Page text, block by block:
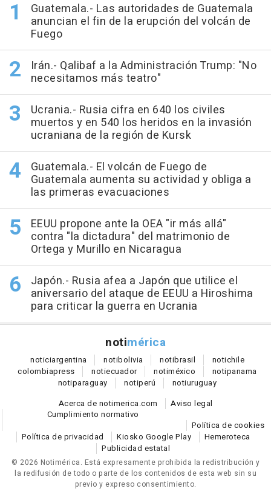
Guatemala.- Las autoridades de Guatemala
anuncian el fin de la erupción del volcán de
Fuego
Irán.- Qalibaf a la Administración Trump: "No
necesitamos más teatro"
Ucrania.- Rusia cifra en 640 los civiles
muertos y en 540 los heridos en la invasión
ucraniana de la región de Kursk
Guatemala.- El volcán de Fuego de
Guatemala aumenta su actividad y obliga a
las primeras evacuaciones
EEUU propone ante la OEA "ir más allá"
contra "la dictadura" del matrimonio de
Ortega y Murillo en Nicaragua
Japón.- Rusia afea a Japón que utilice el
aniversario del ataque de EEUU a Hiroshima
para criticar la guerra en Ucrania
notimérica
noticiargentina notibolivia notibrasil notichile
colombiapress notiecuador notiméxico notipanama
notiparaguay notiperú notiuruguay
Acerca de notimerica.com
Aviso legal
Cumplimiento normativo
Política de cookies
Política de privacidad
Kiosko Google Play
Hemeroteca
Publicidad estatal
© 2026 Notimérica. Está expresamente prohibida la redistribución y
la redifusión de todo o parte de los contenidos de esta web sin su
previo y expreso consentimiento.